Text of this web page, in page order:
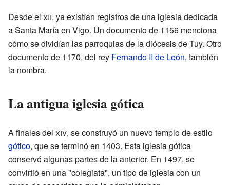
Desde el xii, ya existían registros de una iglesia dedicada
a Santa María en Vigo. Un documento de 1156 menciona
cómo se dividían las parroquias de la diócesis de Tuy. Otro
documento de 1170, del rey Fernando II de León, también
la nombra.
La antigua iglesia gótica
A finales del xiv, se construyó un nuevo templo de estilo
gótico, que se terminó en 1403. Esta iglesia gótica
conservó algunas partes de la anterior. En 1497, se
convirtió en una "colegiata", un tipo de iglesia con un